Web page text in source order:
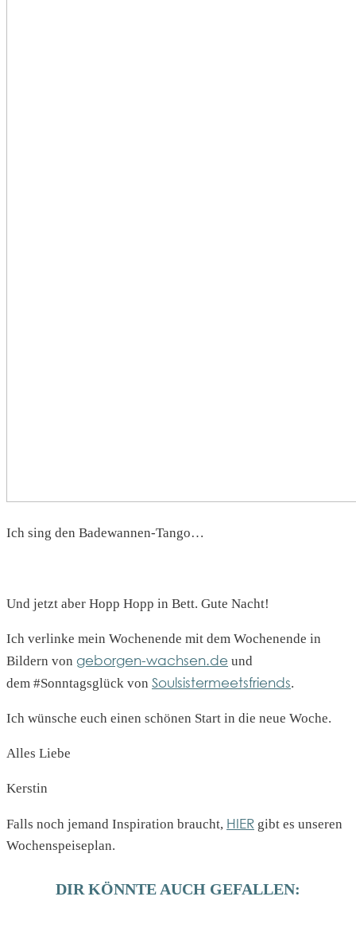
Ich sing den Badewannen-Tango…
Und jetzt aber Hopp Hopp in Bett. Gute Nacht!
Ich verlinke mein Wochenende mit dem Wochenende in
Bildern von geborgen-wachsen.de und
dem #Sonntagsglück von Soulsistermeetsfriends.
Ich wünsche euch einen schönen Start in die neue Woche.
Alles Liebe
Kerstin
Falls noch jemand Inspiration braucht, HIER gibt es unseren
Wochenspeiseplan.
DIR KÖNNTE AUCH GEFALLEN: